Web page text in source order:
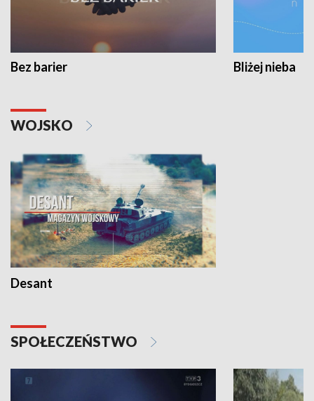
Bez barier Bliżej nieba
WOJSKO
Desant
SPOŁECZEŃSTWO